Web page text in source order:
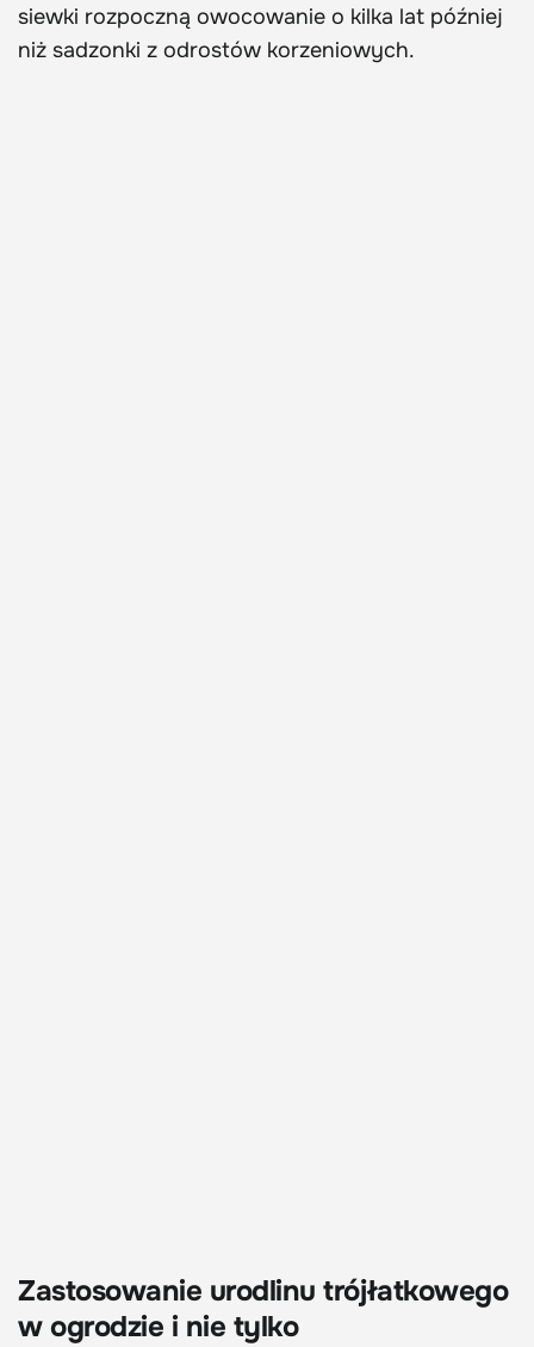
siewki rozpoczną owocowanie o kilka lat później
niż sadzonki z odrostów korzeniowych.
Zastosowanie urodlinu trójłatkowego
w ogrodzie i nie tylko